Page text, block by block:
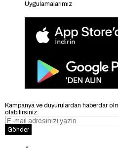
Uygulamalarımız
Kampanya ve duyurulardan haberdar
olabilirsiniz.
Gönder